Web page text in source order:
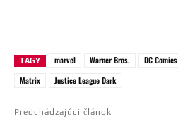
TAGY marvel Warner Bros. DC Comics
Matrix
Justice League Dark
Predchádzajúci článok